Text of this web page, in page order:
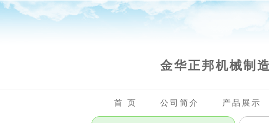
金华正邦机械制
首 页 公司简介 产品展示